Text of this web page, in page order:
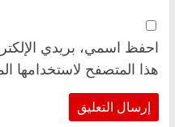
احفظ اسمي، بريدي
هذا المتصفح لاستخدامها